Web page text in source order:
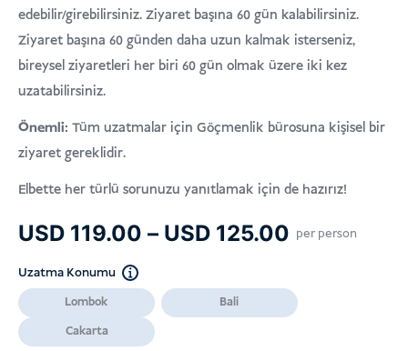
edebilir/girebilirsiniz. Ziyaret başına 60 gün kalabilirsiniz.
Ziyaret başına 60 günden daha uzun kalmak isterseniz,
bireysel ziyaretleri her biri 60 gün olmak üzere iki kez
uzatabilirsiniz.
Önemli: Tüm uzatmalar için Göçmenlik bürosuna kişisel bir
ziyaret gereklidir.
Elbette her türlü sorunuzu yanıtlamak için de hazırız!
USD 119.00 – USD 125.00 Fiyat
-
per person
Uzatma Konumu
Lombok
Bali
Cakarta